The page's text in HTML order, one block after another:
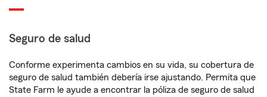
Seguro de salud
Conforme experimenta cambios en su vida, su cobertura de
seguro de salud también debería irse ajustando. Permita que
State Farm le ayude a encontrar la póliza de seguro de salud